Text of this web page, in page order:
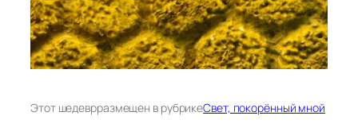
Этот шедеврразмещен в рубрикеСвет, покорённый мной